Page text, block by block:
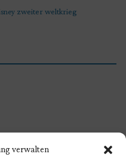
verwalten
zweiter weltkrieg